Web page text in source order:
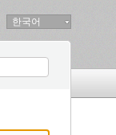
한국어